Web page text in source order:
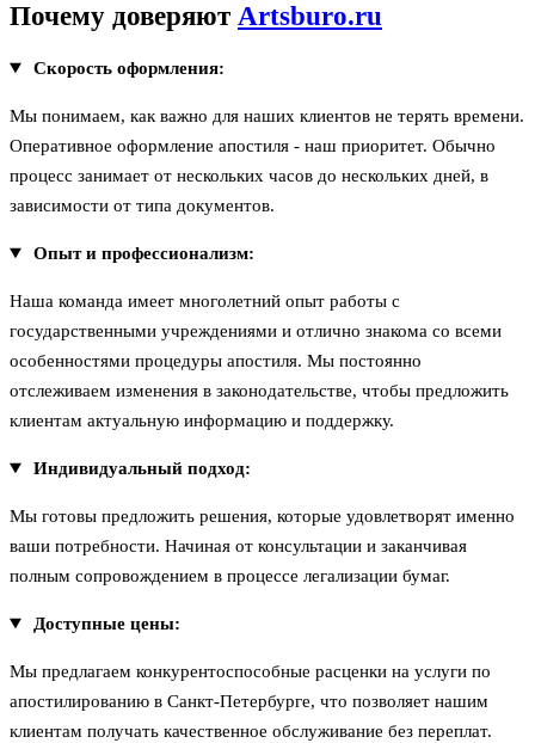
Почему доверяют Artsburo.ru
Скорость оформления:
Мы понимаем, как важно для наших клиентов не терять времени.
Оперативное оформление апостиля - наш приоритет. Обычно
процесс занимает от нескольких часов до нескольких дней, в
зависимости от типа документов.
Опыт и профессионализм:
Наша команда имеет многолетний опыт работы с
государственными учреждениями и отлично знакома со всеми
особенностями процедуры апостиля. Мы постоянно
отслеживаем изменения в законодательстве, чтобы предложить
клиентам актуальную информацию и поддержку.
Индивидуальный подход:
Мы готовы предложить решения, которые удовлетворят именно
ваши потребности. Начиная от консультации и заканчивая
полным сопровождением в процессе легализации бумаг.
Доступные цены:
Мы предлагаем конкурентоспособные расценки на услуги по
апостилированию в Санкт-Петербурге, что позволяет нашим
клиентам получать качественное обслуживание без переплат.